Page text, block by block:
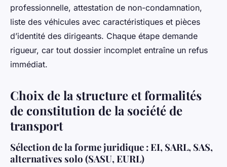
professionnelle, attestation de non-condamnation,
liste des véhicules avec caractéristiques et pièces
d’identité des dirigeants. Chaque étape demande
rigueur, car tout dossier incomplet entraîne un refus
immédiat.
Choix de la structure et formalités
de constitution de la société de
transport
Sélection de la forme juridique : EI, SARL, SAS,
alternatives solo (SASU, EURL)